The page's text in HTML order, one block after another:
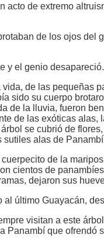
acto de extremo
de los ojos del
y el genio desapareció.
de las pequeñas
sido su cuerpo
de la lluvia, fueron
de las exóticas alas,
se cubrió de
sutiles alas de
de la
cientos de
dejaron sus
último Guayacán,
visitan a este
Panambí que ofrendó